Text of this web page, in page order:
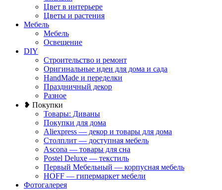
Цвет в интерьере
Цветы и растения
Мебель
Мебель
Освещение
DIY
Строительство и ремонт
Оригинальные идеи для дома и сада
HandMade и переделки
Праздничный декор
Разное
❥ Покупки
Товары: Диваны
Покупки для дома
Aliexpress — декор и товары для дома
Столплит — доступная мебель
Ascona — товары для сна
Postel Deluxe — текстиль
Первый Мебельный — корпусная мебель
HOFF — гипермаркет мебели
Фотогалерея